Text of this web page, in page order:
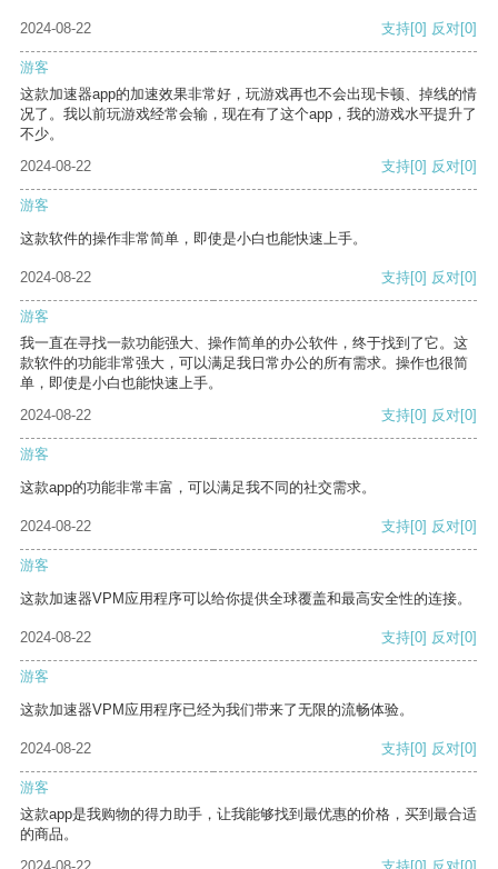
2024-08-22 支持[0] 反对[0]
游客
这款加速器app的加速效果非常好，玩游戏再也不会出现卡顿、掉线的情
况了。我以前玩游戏经常会输，现在有了这个app，我的游戏水平提升了
不少。
2024-08-22
支持[0] 反对[0]
游客
这款软件的操作非常简单，即使是小白也能快速上手。
2024-08-22 支持[0] 反对[0]
游客
我一直在寻找一款功能强大、操作简单的办公软件，终于找到了它。这
款软件的功能非常强大，可以满足我日常办公的所有需求。操作也很简
单，即使是小白也能快速上手。
2024-08-22
支持[0] 反对[0]
游客
这款app的功能非常丰富，可以满足我不同的社交需求。
2024-08-22 支持[0] 反对[0]
游客
这款加速器VPM应用程序可以给你提供全球覆盖和最高安全性的连接。
2024-08-22 支持[0] 反对[0]
游客
这款加速器VPM应用程序已经为我们带来了无限的流畅体验。
2024-08-22 支持[0] 反对[0]
游客
这款app是我购物的得力助手，让我能够找到最优惠的价格，买到最合适
的商品。